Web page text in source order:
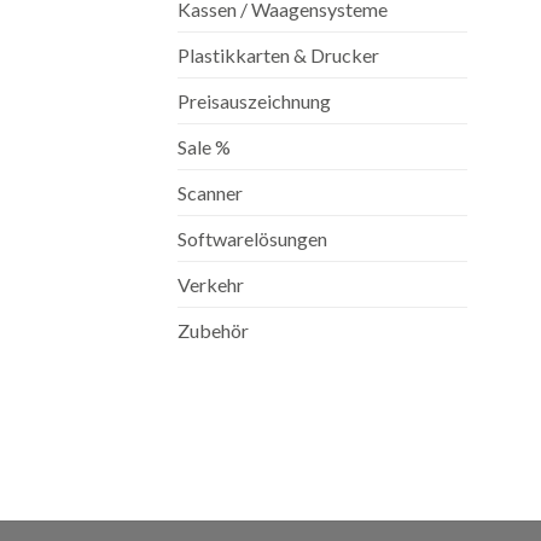
Kassen / Waagensysteme
Plastikkarten & Drucker
Preisauszeichnung
Sale %
Scanner
Softwarelösungen
Verkehr
Zubehör